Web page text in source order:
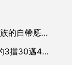
魅族1系統應用在哪裡，魅族的自帶應用市場是哪乙個軟體？
雪佛蘭新賽歐2012款1 4的3擋30邁4擋40邁嘬車是什麼故障